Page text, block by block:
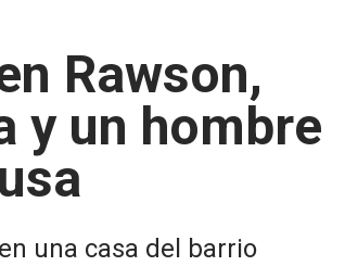
Rawson,
y un hombre
una casa del barrio